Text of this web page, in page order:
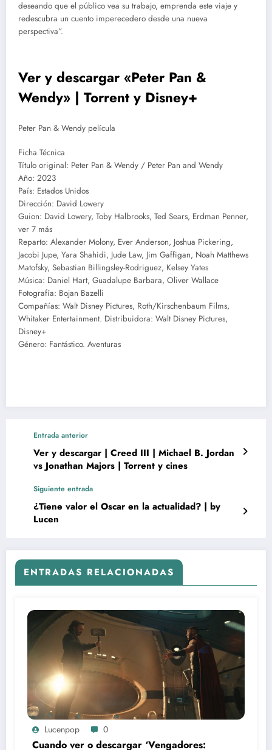
deseando que el público vea su trabajo, emprenda este viaje y
redescubra un cuento imperecedero desde una nueva
perspectiva”.
Ver y descargar «Peter Pan &
Wendy» | Torrent y Disney+
Peter Pan & Wendy película
Ficha Técnica
Título original: Peter Pan & Wendy / Peter Pan and Wendy
Año: 2023
País: Estados Unidos
Dirección: David Lowery
Guion: David Lowery, Toby Halbrooks, Ted Sears, Erdman Penner,
ver 7 más
Reparto: Alexander Molony, Ever Anderson, Joshua Pickering,
Jacobi Jupe, Yara Shahidi, Jude Law, Jim Gaffigan, Noah Matthews
Matofsky, Sebastian Billingsley-Rodriguez, Kelsey Yates
Música: Daniel Hart, Guadalupe Barbara, Oliver Wallace
Fotografía: Bojan Bazelli
Compañías: Walt Disney Pictures, Roth/Kirschenbaum Films,
Whitaker Entertainment. Distribuidora: Walt Disney Pictures,
Disney+
Género: Fantástico. Aventuras
Entrada anterior
Ver y descargar | Creed III | Michael B. Jordan
vs Jonathan Majors | Torrent y cines
Siguiente entrada
¿Tiene valor el Oscar en la actualidad? | by
Lucen
ENTRADAS RELACIONADAS
Lucenpop 0
Cuando ver o descargar ‘Vengadores: